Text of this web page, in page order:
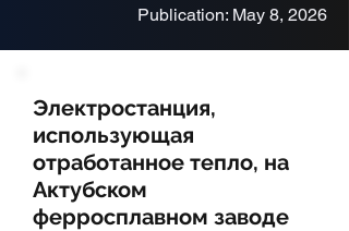
Publication: May 8, 2026
Электростанция,
использующая
отработанное тепло, на
Актубском
ферросплавном заводе